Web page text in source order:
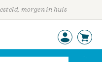
morgen in huis